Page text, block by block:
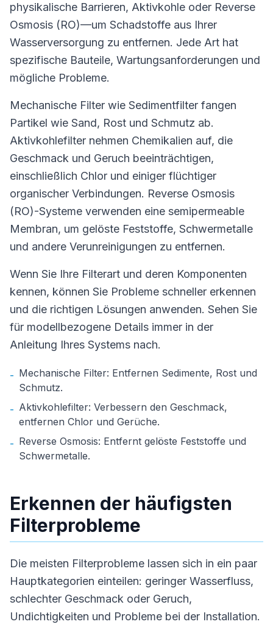
physikalische Barrieren, Aktivkohle oder Reverse
Osmosis (RO)—um Schadstoffe aus Ihrer
Wasserversorgung zu entfernen. Jede Art hat
spezifische Bauteile, Wartungsanforderungen und
mögliche Probleme.
Mechanische Filter wie Sedimentfilter fangen
Partikel wie Sand, Rost und Schmutz ab.
Aktivkohlefilter nehmen Chemikalien auf, die
Geschmack und Geruch beeinträchtigen,
einschließlich Chlor und einiger flüchtiger
organischer Verbindungen. Reverse Osmosis
(RO)-Systeme verwenden eine semipermeable
Membran, um gelöste Feststoffe, Schwermetalle
und andere Verunreinigungen zu entfernen.
Wenn Sie Ihre Filterart und deren Komponenten
kennen, können Sie Probleme schneller erkennen
und die richtigen Lösungen anwenden. Sehen Sie
für modellbezogene Details immer in der
Anleitung Ihres Systems nach.
- Mechanische Filter: Entfernen Sedimente, Rost und
Schmutz.
- Aktivkohlefilter: Verbessern den Geschmack,
entfernen Chlor und Gerüche.
- Reverse Osmosis: Entfernt gelöste Feststoffe und
Schwermetalle.
Erkennen der häufigsten
Filterprobleme
Die meisten Filterprobleme lassen sich in ein paar
Hauptkategorien einteilen: geringer Wasserfluss,
schlechter Geschmack oder Geruch,
Undichtigkeiten und Probleme bei der Installation.